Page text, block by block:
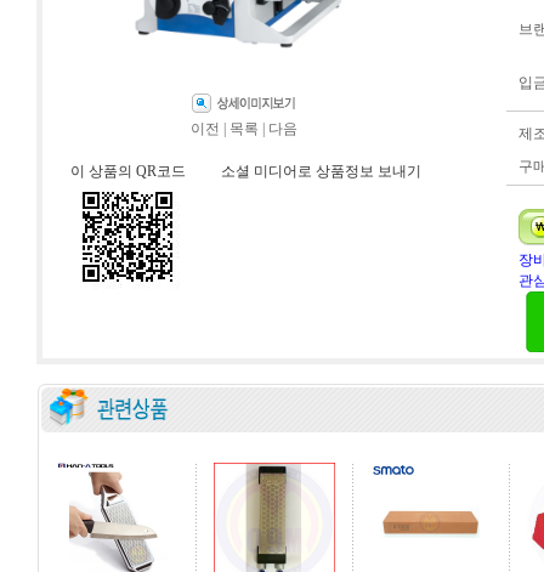
이전 목록 다음
이 상품의 QR코드 소셜 미디어로 상품정보 보내기
브
입
제
구
장
관